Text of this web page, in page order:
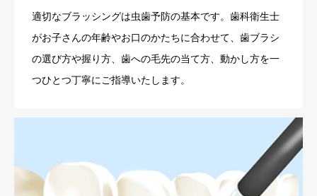
適切なブラッシングは虫歯予防の基本です。歯科衛生士
がお子さんの年齢やお口のかたちに合わせて、歯ブラシ
の選び方や握り方、歯への毛先の当て方、動かし方を一
つひとつ丁寧にご指導いたします。